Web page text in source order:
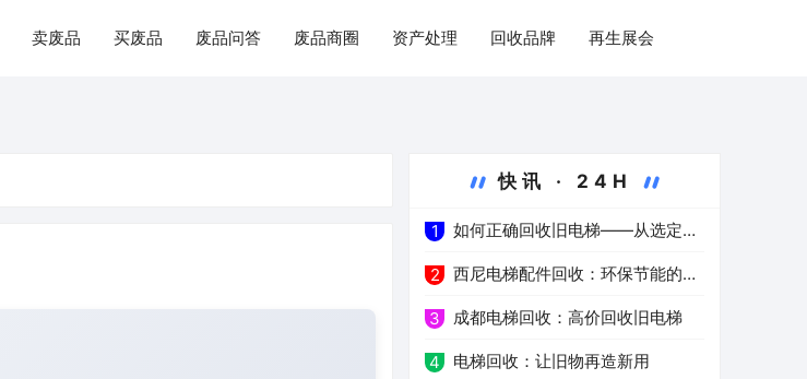
卖废品 买废品 废品问答 废品商圈 资产处理 回收品牌 再生展会
快讯 · 24H
1 如何正确回收旧电梯——从选定服
务公司到环保处理
2 西尼电梯配件回收：环保节能的新
选择
3 成都电梯回收：高价回收旧电梯
4 电梯回收：让旧物再造新用